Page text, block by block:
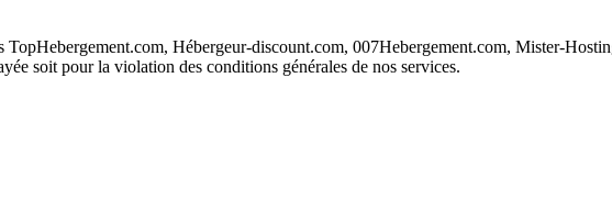
TopHebergement.com, Hébergeur-discount.com, 007Hebergement.com, Mister-
soit pour la violation des conditions générales de nos services.